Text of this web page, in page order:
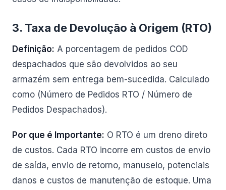
3. Taxa de Devolução à Origem (RTO)
Definição: A porcentagem de pedidos COD
despachados que são devolvidos ao seu
armazém sem entrega bem-sucedida. Calculado
como (Número de Pedidos RTO / Número de
Pedidos Despachados).
Por que é Importante: O RTO é um dreno direto
de custos. Cada RTO incorre em custos de envio
de saída, envio de retorno, manuseio, potenciais
danos e custos de manutenção de estoque. Uma